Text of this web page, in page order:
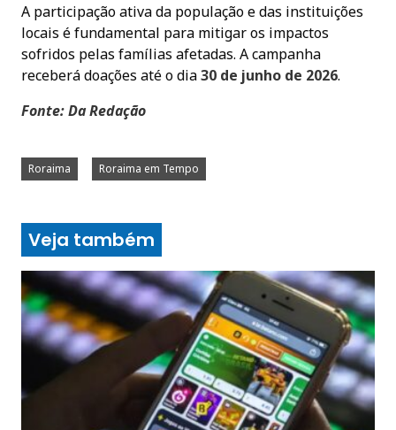
A participação ativa da população e das instituições
locais é fundamental para mitigar os impactos
sofridos pelas famílias afetadas. A campanha
receberá doações até o dia30 de junho de 2026.
Fonte: Da Redação
Roraima Roraima em Tempo
Veja também